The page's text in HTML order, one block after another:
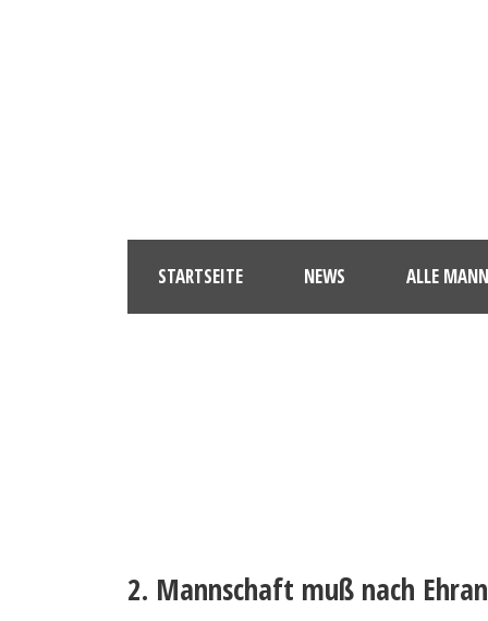
STARTSEITE NEWS ALLE
2. Mannschaft muß nach